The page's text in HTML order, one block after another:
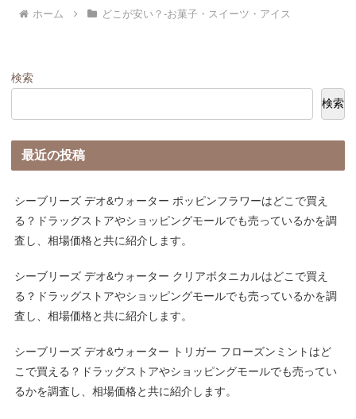
ホーム どこが安い？-お菓子・スイーツ・アイス
検索
検索
最近の投稿
シーブリーズ デオ&ウォーター ポッピンフラワーはどこで買え
る？ドラッグストアやショッピングモールでも売っているかを調
査し、相場価格と共に紹介します。
シーブリーズ デオ&ウォーター クリアボタニカルはどこで買え
る？ドラッグストアやショッピングモールでも売っているかを調
査し、相場価格と共に紹介します。
シーブリーズ デオ&ウォーター トリガー フローズンミントはど
こで買える？ドラッグストアやショッピングモールでも売ってい
るかを調査し、相場価格と共に紹介します。